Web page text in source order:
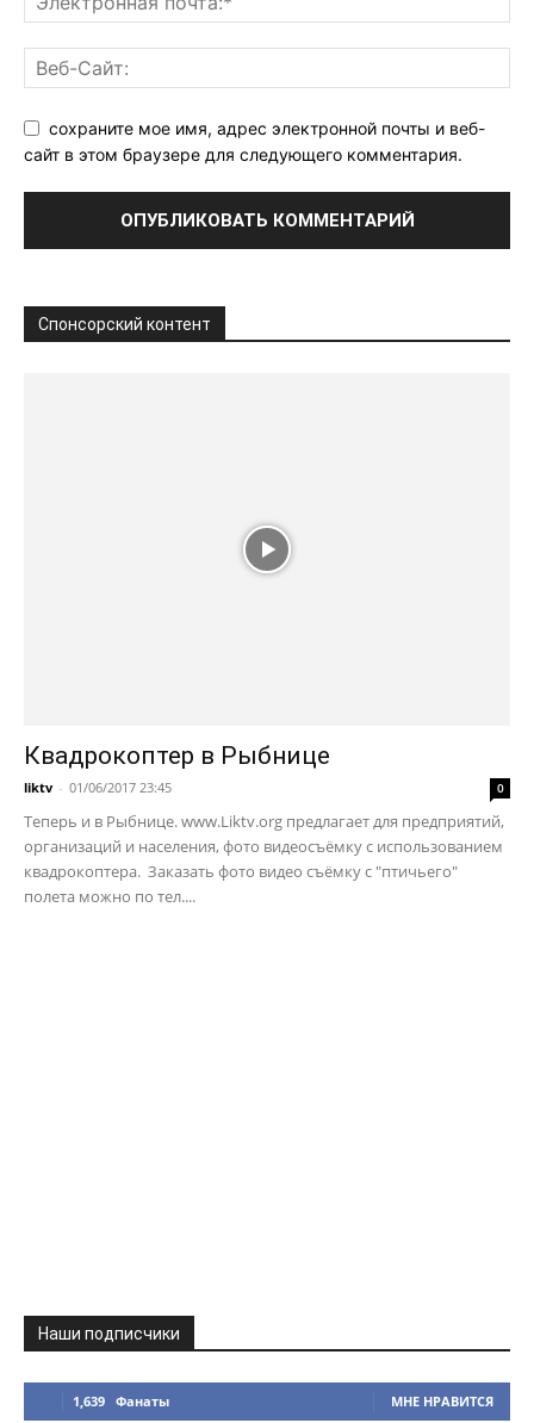
сохраните мое имя, адрес электронной почты и веб-
сайт в этом браузере для следующего комментария.
Спонсорский контент
Квадрокоптер в Рыбнице
liktv - 01/06/2017 23:45 0
Теперь и в Рыбнице. www.Liktv.org предлагает для предприятий,
организаций и населения, фото видеосъёмку с использованием
квадрокоптера. Заказать фото видео съёмку с "птичьего"
полета можно по тел....
Наши подписчики
1,639 Фанаты МНЕ НРАВИТСЯ